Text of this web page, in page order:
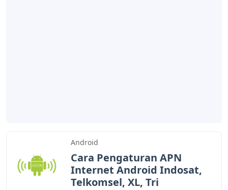
Android
Cara Pengaturan APN
Internet Android Indosat,
Telkomsel, XL, Tri